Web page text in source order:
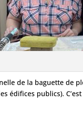
de la baguette de
édifices publics).